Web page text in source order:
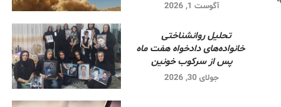
آگوست 1, 2026
تحلیل روانشناختی
خانواده‌های دادخواه هفت ماه
پس از سرکوب خونین
جولای 30, 2026